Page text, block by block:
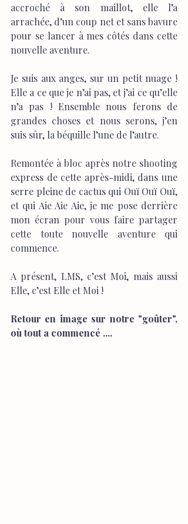
accroché à son maillot, elle l’a
arrachée, d’un coup net et sans bavure
pour se lancer à mes côtés dans cette
nouvelle aventure.
Je suis aux anges, sur un petit nuage !
Elle a ce que je n’ai pas, et j’ai ce qu’elle
n’a pas ! Ensemble nous ferons de
grandes choses et nous serons, j’en
suis sûr, la béquille l’une de l’autre.
Remontée à bloc après notre shooting
express de cette après-midi, dans une
serre pleine de cactus qui Ouï Ouï Ouï,
et qui Aie Aie Aie, je me pose derrière
mon écran pour vous faire partager
cette toute nouvelle aventure qui
commence.
A présent, LMS, c’est Moi, mais aussi
Elle, c’est Elle et Moi !
Retour en image sur notre "goûter",
où tout a commencé ....